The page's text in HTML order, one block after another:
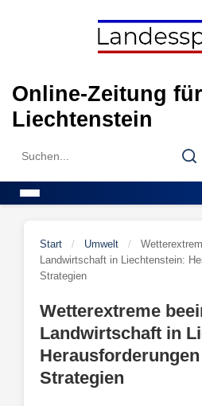
Online-Zeitung für
Liechtenstein
Search
Start / Umwelt /
Landwirtschaft in Liechtenstein:
Strategien
Wetterextreme
Landwirtschaft in
Strategien